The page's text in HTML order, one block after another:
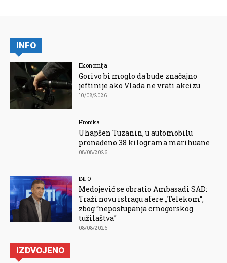
INFO
Ekonomija
Gorivo bi moglo da bude značajno
jeftinije ako Vlada ne vrati akcizu
10/08/2026
Hronika
Uhapšen Tuzanin, u automobilu
pronađeno 38 kilograma marihuane
08/08/2026
INFO
Medojević se obratio Ambasadi SAD:
Traži novu istragu afere „Telekom“,
zbog “nepostupanja crnogorskog
tužilaštva”
08/08/2026
IZDVOJENO